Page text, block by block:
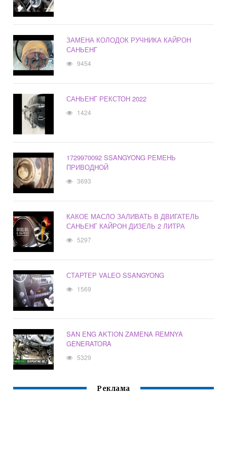
ЗАМЕНА КОЛОДОК РУЧНИКА КАЙРОН
САНЬЕНГ
9454
САНЬЕНГ РЕКСТОН 2022
1424
1729970092 SSANGYONG РЕМЕНЬ
ПРИВОДНОЙ
3693
КАКОЕ МАСЛО ЗАЛИВАТЬ В ДВИГАТЕЛЬ
САНЬЕНГ КАЙРОН ДИЗЕЛЬ 2 ЛИТРА
5297
СТАРТЕР VALEO SSANGYONG
1569
SAN ENG AKTION ZAMENA REMNYA
GENERATORA
5329
Реклама